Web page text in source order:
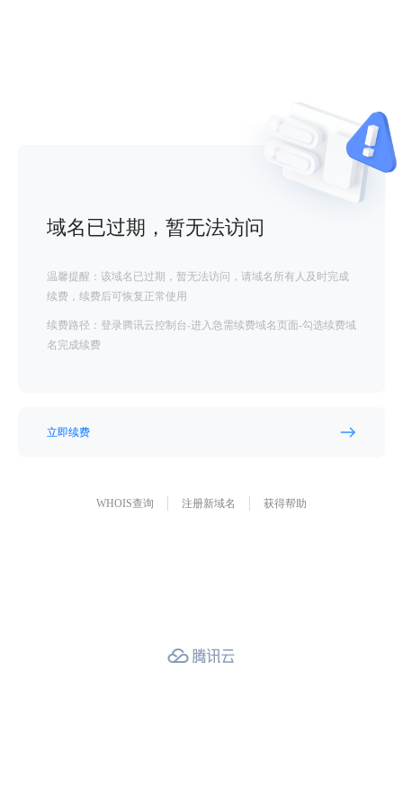
域名已过期，暂无法访问
温馨提醒：该域名已过期，暂无法访问，请域名所有人及时完成
续费，续费后可恢复正常使用
续费路径：登录腾讯云控制台-进入急需续费域名页面-勾选续费域
名完成续费
立即续费
WHOIS查询 注册新域名 获得帮助